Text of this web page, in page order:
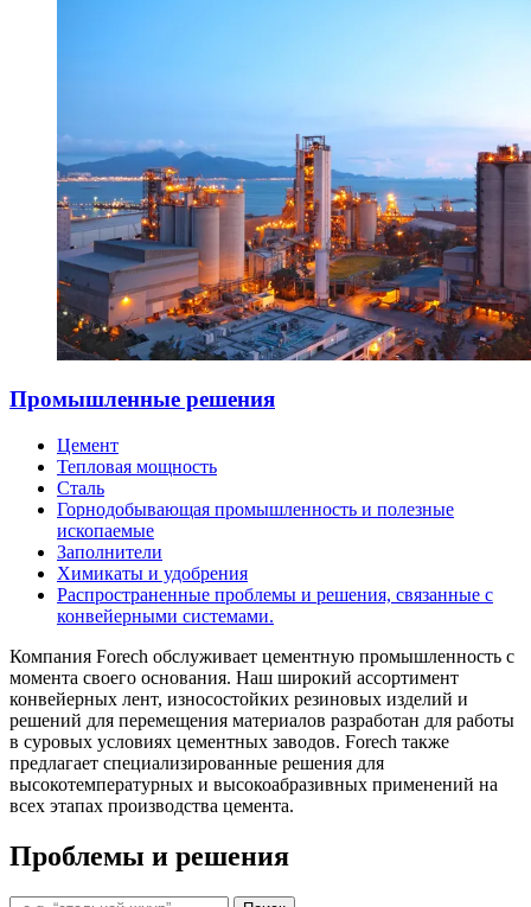
Промышленные решения
Цемент
Тепловая мощность
Сталь
Горнодобывающая промышленность и полезные
ископаемые
Заполнители
Химикаты и удобрения
Распространенные проблемы и решения, связанные с
конвейерными системами.
Компания Forech обслуживает цементную промышленность с
момента своего основания. Наш широкий ассортимент
конвейерных лент, износостойких резиновых изделий и
решений для перемещения материалов разработан для работы
в суровых условиях цементных заводов. Forech также
предлагает специализированные решения для
высокотемпературных и высокоабразивных применений на
всех этапах производства цемента.
Проблемы и решения